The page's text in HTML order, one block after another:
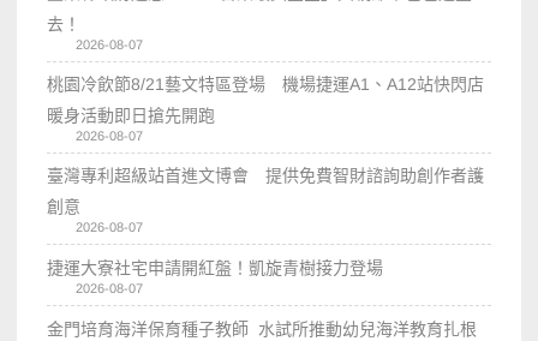
去！
2026-08-07
桃園冷飲節8/21藝文特區登場 機場捷運A1、A12站快閃店
暖身活動即日搶先開跑
2026-08-07
臺灣專利超級站首進文博會 提供免費智財諮詢助創作者護
創意
2026-08-07
捷運大寮社宅申請開紅盤！凱旋青樹接力登場
2026-08-07
金門培育海洋保育種子教師 水試所推動幼兒海洋教育扎根